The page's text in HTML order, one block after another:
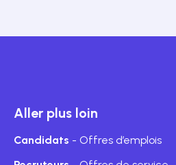
Aller plus loin
Candidats - Offres d’emplois